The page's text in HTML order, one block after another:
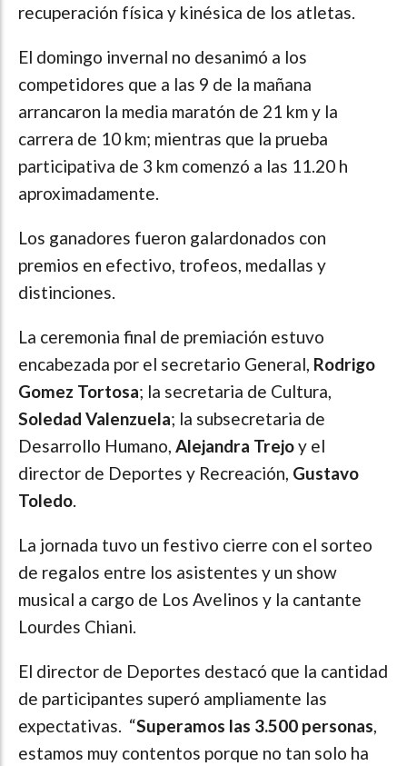
recuperación física y kinésica de los atletas.
El domingo invernal no desanimó a los
competidores que a las 9 de la mañana
arrancaron la media maratón de 21 km y la
carrera de 10 km; mientras que la prueba
participativa de 3 km comenzó a las 11.20 h
aproximadamente.
Los ganadores fueron galardonados con
premios en efectivo, trofeos, medallas y
distinciones.
La ceremonia final de premiación estuvo
encabezada por el secretario General, Rodrigo
Gomez Tortosa; la secretaria de Cultura,
Soledad Valenzuela; la subsecretaria de
Desarrollo Humano, Alejandra Trejoy el
director de Deportes y Recreación, Gustavo
Toledo.
La jornada tuvo un festivo cierre con el sorteo
de regalos entre los asistentes y un show
musical a cargo de Los Avelinos y la cantante
Lourdes Chiani.
El director de Deportes destacó que la cantidad
de participantes superó ampliamente las
expectativas. “Superamos las 3.500 personas,
estamos muy contentos porque no tan solo ha